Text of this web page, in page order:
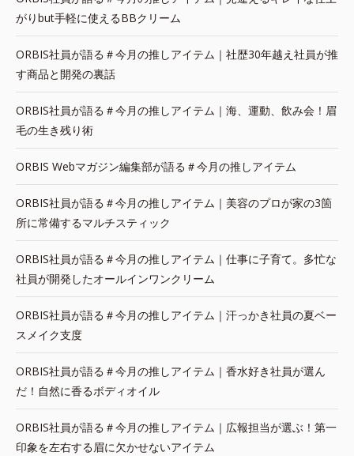
がりbut手軽に使えるBBクリーム
ORBIS社員が語る＃今月の推しアイテム｜社歴30年越え社員が推
す商品と開発の裏話
ORBIS社員が語る＃今月の推しアイテム｜海、運動、飲み会！眉
毛の生き残り術
ORBIS Webマガジン編集部が語る＃今月の推しアイテム
ORBIS社員が語る＃今月の推しアイテム｜美容のプロが家の3箇
所に常備するマルチスティック
ORBIS社員が語る＃今月の推しアイテム｜仕事に子育て。多忙な
社員が開発したオールインワンクリーム
ORBIS社員が語る＃今月の推しアイテム｜汗っかき社員の夏ベー
スメイク支度
ORBIS社員が語る＃今月の推しアイテム｜香水好き社員が選ん
だ！自然に香るボディオイル
ORBIS社員が語る＃今月の推しアイテム｜広報担当が選ぶ！第一
印象を左右する眉に欠かせないアイテム